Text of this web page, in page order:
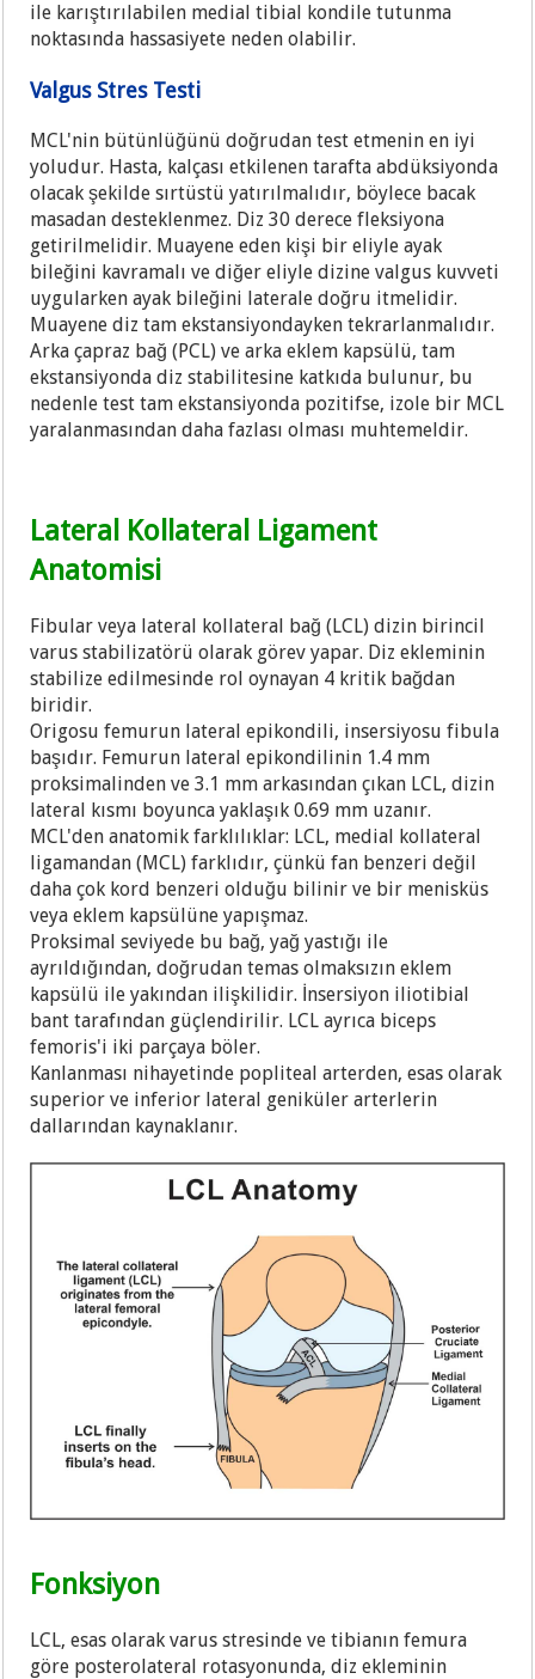
ile karıştırılabilen medial tibial kondile tutunma
noktasında hassasiyete neden olabilir.
Valgus Stres Testi
MCL'nin bütünlüğünü doğrudan test etmenin en iyi
yoludur. Hasta, kalçası etkilenen tarafta abdüksiyonda
olacak şekilde sırtüstü yatırılmalıdır, böylece bacak
masadan desteklenmez. Diz 30 derece fleksiyona
getirilmelidir. Muayene eden kişi bir eliyle ayak
bileğini kavramalı ve diğer eliyle dizine valgus kuvveti
uygularken ayak bileğini laterale doğru itmelidir.
Muayene diz tam ekstansiyondayken tekrarlanmalıdır.
Arka çapraz bağ (PCL) ve arka eklem kapsülü, tam
ekstansiyonda diz stabilitesine katkıda bulunur, bu
nedenle test tam ekstansiyonda pozitifse, izole bir MCL
yaralanmasından daha fazlası olması muhtemeldir.
Lateral Kollateral Ligament
Anatomisi
Fibular veya lateral kollateral bağ (LCL) dizin birincil
varus stabilizatörü olarak görev yapar. Diz ekleminin
stabilize edilmesinde rol oynayan 4 kritik bağdan
biridir.
Origosu femurun lateral epikondili, insersiyosu fibula
başıdır. Femurun lateral epikondilinin 1.4 mm
proksimalinden ve 3.1 mm arkasından çıkan LCL, dizin
lateral kısmı boyunca yaklaşık 0.69 mm uzanır.
MCL'den anatomik farklılıklar: LCL, medial kollateral
ligamandan (MCL) farklıdır, çünkü fan benzeri değil
daha çok kord benzeri olduğu bilinir ve bir menisküs
veya eklem kapsülüne yapışmaz.
Proksimal seviyede bu bağ, yağ yastığı ile
ayrıldığından, doğrudan temas olmaksızın eklem
kapsülü ile yakından ilişkilidir. İnsersiyon iliotibial
bant tarafından güçlendirilir. LCL ayrıca biceps
femoris'i iki parçaya böler.
Kanlanması nihayetinde popliteal arterden, esas olarak
superior ve inferior lateral geniküler arterlerin
dallarından kaynaklanır.
Fonksiyon
LCL, esas olarak varus stresinde ve tibianın femura
göre posterolateral rotasyonunda, diz ekleminin